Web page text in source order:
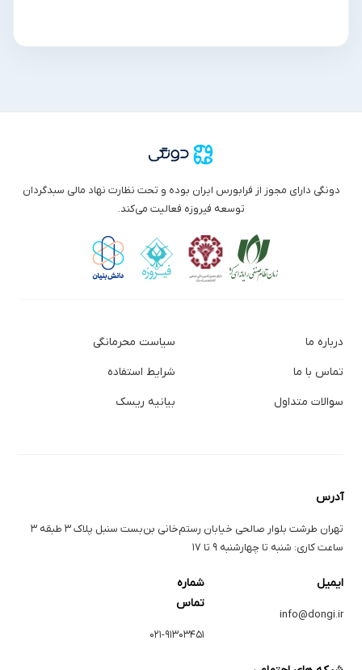
دونگی دارای مجوز از فرابورس ایران بوده و تحت نظارت نهاد مالی سبدگردان
توسعه فیروزه فعالیت می‌کند.
درباره ما
تماس با ما
سوالات متداول
سیاست محرمانگی
شرایط استفاده
بیانیه ریسک
آدرس
تهران طرشت بلوار صالحی خیابان رستم‌خانی بن‌بست سنبل پلاک ۳ طبقه ۳
ساعت کاری: شنبه تا چهارشنبه ۹ تا ۱۷
ایمیل
info@dongi.ir
شماره
تماس
۰۲۱-۹۱۳۰۳۴۵۱